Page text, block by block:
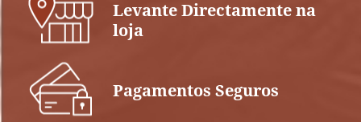
Levante Directamente na
loja
Pagamentos Seguros